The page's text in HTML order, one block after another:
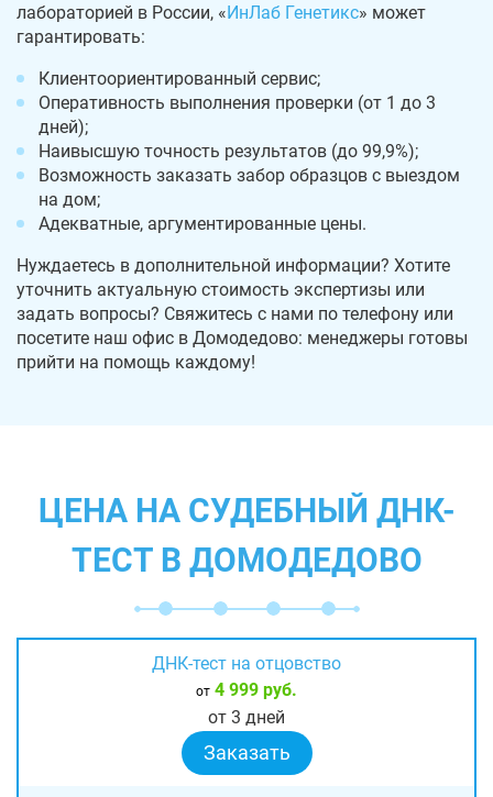
лабораторией в России, «ИнЛаб Генетикс» может
гарантировать:
Клиентоориентированный сервис;
Оперативность выполнения проверки (от 1 до 3
дней);
Наивысшую точность результатов (до 99,9%);
Возможность заказать забор образцов с выездом
на дом;
Адекватные, аргументированные цены.
Нуждаетесь в дополнительной информации? Хотите
уточнить актуальную стоимость экспертизы или
задать вопросы? Свяжитесь с нами по телефону или
посетите наш офис в Домодедово: менеджеры готовы
прийти на помощь каждому!
ЦЕНА НА СУДЕБНЫЙ ДНК-
ТЕСТ В ДОМОДЕДОВО
ДНК-тест на отцовство
от 4 999 руб.
от 3 дней
Заказать